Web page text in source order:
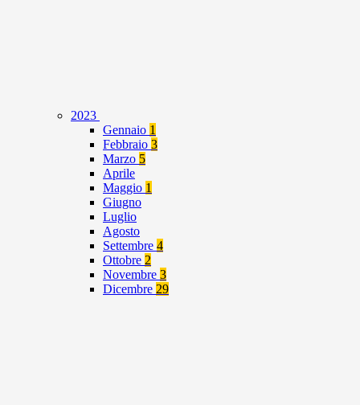
2023
Gennaio 1
Febbraio 3
Marzo 5
Aprile
Maggio 1
Giugno
Luglio
Agosto
Settembre 4
Ottobre 2
Novembre 3
Dicembre 29